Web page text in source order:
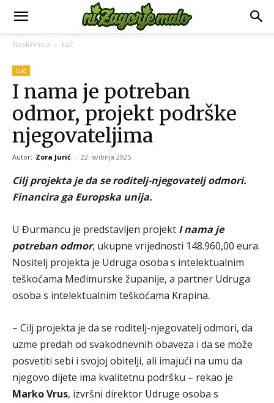
Naslovnica Luč
Luč
I nama je potreban
odmor, projekt podrške
njegovateljima
Autor: Zora Jurić - 22. svibnja 2025.
Cilj projekta je da se roditelj-njegovatelj odmori.
Financira ga Europska unija.
U Đurmancu je predstavljen projekt I nama je
potreban odmor, ukupne vrijednosti 148.960,00 eura.
Nositelj projekta je Udruga osoba s intelektualnim
teškoćama Međimurske županije, a partner Udruga
osoba s intelektualnim teškoćama Krapina.
– Cilj projekta je da se roditelj-njegovatelj odmori, da
uzme predah od svakodnevnih obaveza i da se može
posvetiti sebi i svojoj obitelji, ali imajući na umu da
njegovo dijete ima kvalitetnu podršku – rekao je
Marko Vrus, izvršni direktor Udruge osoba s